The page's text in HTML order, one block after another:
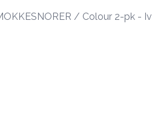
/ Colour 2-pk -